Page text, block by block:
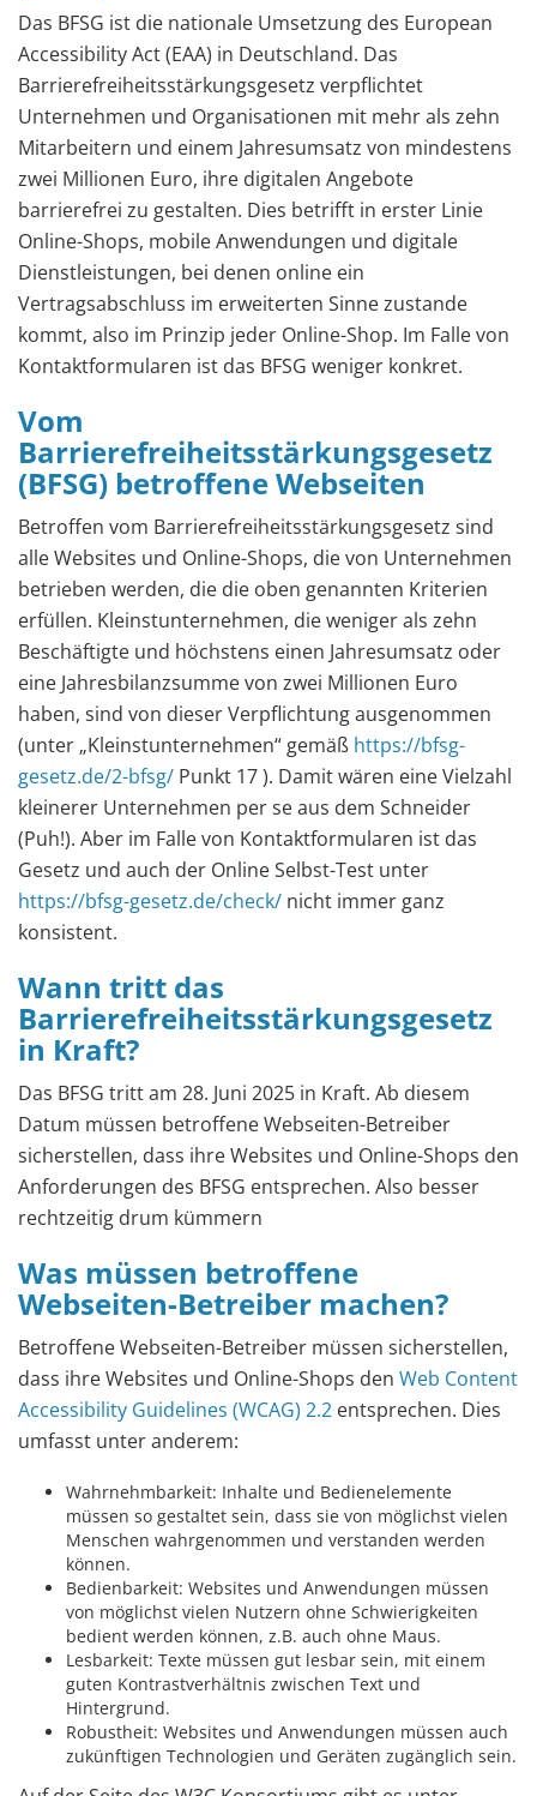
Das BFSG ist die nationale Umsetzung des European
Accessibility Act (EAA) in Deutschland. Das
Barrierefreiheitsstärkungsgesetz verpflichtet
Unternehmen und Organisationen mit mehr als zehn
Mitarbeitern und einem Jahresumsatz von mindestens
zwei Millionen Euro, ihre digitalen Angebote
barrierefrei zu gestalten. Dies betrifft in erster Linie
Online-Shops, mobile Anwendungen und digitale
Dienstleistungen, bei denen online ein
Vertragsabschluss im erweiterten Sinne zustande
kommt, also im Prinzip jeder Online-Shop. Im Falle von
Kontaktformularen ist das BFSG weniger konkret.
Vom
Barrierefreiheitsstärkungsgesetz
(BFSG) betroffene Webseiten
Betroffen vom Barrierefreiheitsstärkungsgesetz sind
alle Websites und Online-Shops, die von Unternehmen
betrieben werden, die die oben genannten Kriterien
erfüllen. Kleinstunternehmen, die weniger als zehn
Beschäftigte und höchstens einen Jahresumsatz oder
eine Jahresbilanzsumme von zwei Millionen Euro
haben, sind von dieser Verpflichtung ausgenommen
(unter „Kleinstunternehmen“ gemäß https://bfsg-
gesetz.de/2-bfsg/ Punkt 17 ). Damit wären eine Vielzahl
kleinerer Unternehmen per se aus dem Schneider
(Puh!). Aber im Falle von Kontaktformularen ist das
Gesetz und auch der Online Selbst-Test unter
https://bfsg-gesetz.de/check/ nicht immer ganz
konsistent.
Wann tritt das
Barrierefreiheitsstärkungsgesetz
in Kraft?
Das BFSG tritt am 28. Juni 2025 in Kraft. Ab diesem
Datum müssen betroffene Webseiten-Betreiber
sicherstellen, dass ihre Websites und Online-Shops den
Anforderungen des BFSG entsprechen. Also besser
rechtzeitig drum kümmern
Was müssen betroffene
Webseiten-Betreiber machen?
Betroffene Webseiten-Betreiber müssen sicherstellen,
dass ihre Websites und Online-Shops den Web Content
Accessibility Guidelines (WCAG) 2.2 entsprechen. Dies
umfasst unter anderem:
Wahrnehmbarkeit: Inhalte und Bedienelemente
müssen so gestaltet sein, dass sie von möglichst vielen
Menschen wahrgenommen und verstanden werden
können.
Bedienbarkeit: Websites und Anwendungen müssen
von möglichst vielen Nutzern ohne Schwierigkeiten
bedient werden können, z.B. auch ohne Maus.
Lesbarkeit: Texte müssen gut lesbar sein, mit einem
guten Kontrastverhältnis zwischen Text und
Hintergrund.
Robustheit: Websites und Anwendungen müssen auch
zukünftigen Technologien und Geräten zugänglich sein.